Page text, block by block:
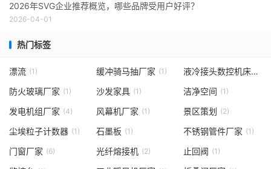
2026年SVG企业推荐概览，哪些品牌受用户好评？
2026-04-01
热门标签
漂流 (1) 缓冲骑马抽厂家 (1) 液冷接头数控机床
(2)
防火玻璃厂家 (1) 沙发家具 (1) 洁净空间 (1)
发电机组厂家 (4) 风幕机厂家 (1) 景区策划 (2)
尘埃粒子计数器 (1) 石墨板 (1) 不锈钢管件厂家 (1)
门窗厂家 (6) 光纤熔接机 (2) 止回阀 (1)